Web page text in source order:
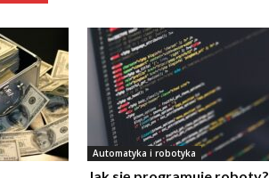
Automatyka i robotyka